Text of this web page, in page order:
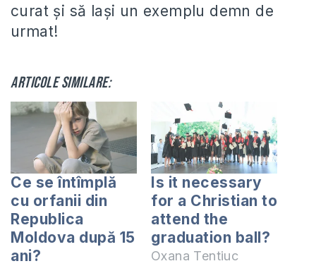
curat și să lași un exemplu demn de
urmat!
Articole similare:
Ce se întîmplă
cu orfanii din
Republica
Moldova după 15
ani?
Is it necessary
for a Christian to
attend the
graduation ball?
Oxana Tentiuc